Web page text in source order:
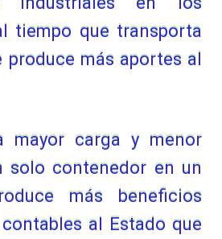
tiempo que transporta
produce más aportes al
mayor carga y menor
solo contenedor en un
más beneficios
al Estado que